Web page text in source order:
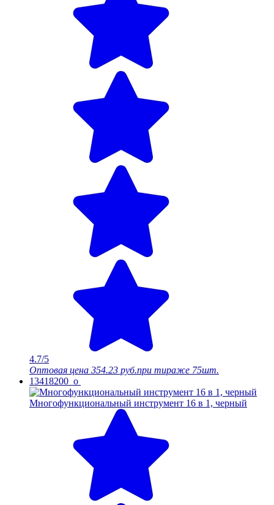
4.7/5
Оптовая цена 354.23 руб.при тираже 75шт.
13418200_o
Многофункциональный инструмент 16 в 1, черный